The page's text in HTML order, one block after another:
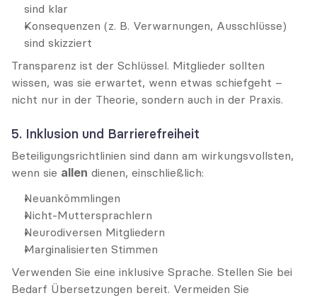
sind klar
Konsequenzen (z. B. Verwarnungen, Ausschlüsse)
sind skizziert
Transparenz ist der Schlüssel. Mitglieder sollten
wissen, was sie erwartet, wenn etwas schiefgeht –
nicht nur in der Theorie, sondern auch in der Praxis.
5. Inklusion und Barrierefreiheit
Beteiligungsrichtlinien sind dann am wirkungsvollsten,
wenn sie allen dienen, einschließlich:
Neuankömmlingen
Nicht-Muttersprachlern
Neurodiversen Mitgliedern
Marginalisierten Stimmen
Verwenden Sie eine inklusive Sprache. Stellen Sie bei
Bedarf Übersetzungen bereit. Vermeiden Sie